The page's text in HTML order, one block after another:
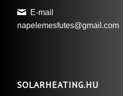
E-mail
napelemesfutes@gmail.com
SOLARHEATING.HU